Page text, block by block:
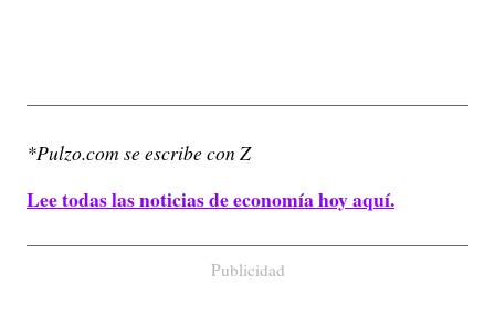
*Pulzo.com se escribe con Z
Lee todas las noticias de economía hoy aquí.
Publicidad